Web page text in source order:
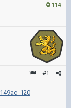
114
#1